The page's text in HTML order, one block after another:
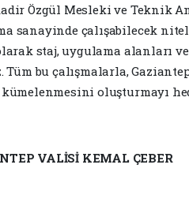
Özgül Mesleki ve Teknik
sanayinde çalışabilecek
staj, uygulama alanları
Tüm bu çalışmalarla,
oluşturmayı
VALİSİ KEMAL ÇEBER